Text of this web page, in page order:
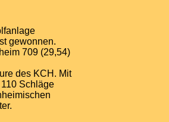
gewonnen.
709 (29,54)
des KCH. Mit
Schläge